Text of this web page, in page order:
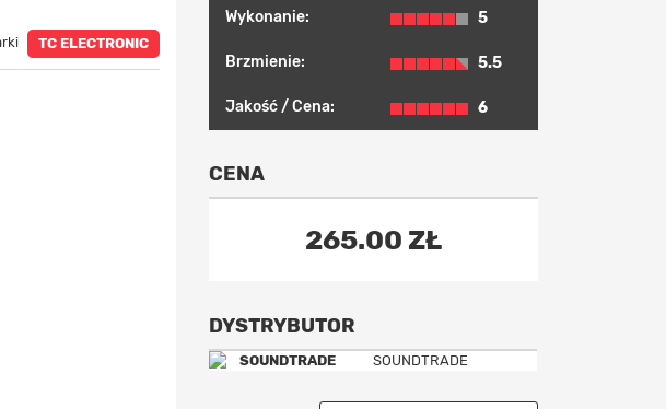
TC ELECTRONIC
Wykonanie: 5
Brzmienie: 5.5
Jakość / Cena: 6
CENA
265.00 ZŁ
DYSTRYBUTOR
SOUNDTRADE